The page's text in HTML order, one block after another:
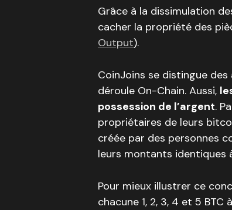
Grâce à la dissimulation
cacher la propriété des
Output).
CoinJoins se distingue
déroule On-Chain. Aussi,
possession de l’argent.
propriétaires de leurs
créée par des personnes
leurs montants identiques
Pour mieux illustrer ce
chacune 1, 2, 3, 4 et 5